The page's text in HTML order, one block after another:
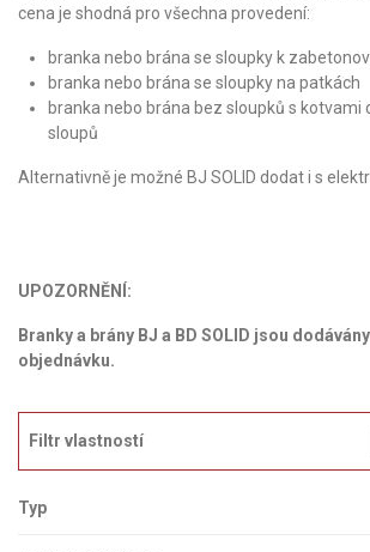
cena je shodná pro všechna provedení:
branka nebo brána se sloupky k
branka nebo brána se sloupky na patkách
branka nebo brána bez sloupků s kotvami
sloupů
Alternativně je možné BJ SOLID dodat i s
UPOZORNĚNÍ:
Branky a brány BJ a BD SOLID jsou
objednávku.
Filtr vlastností
Typ